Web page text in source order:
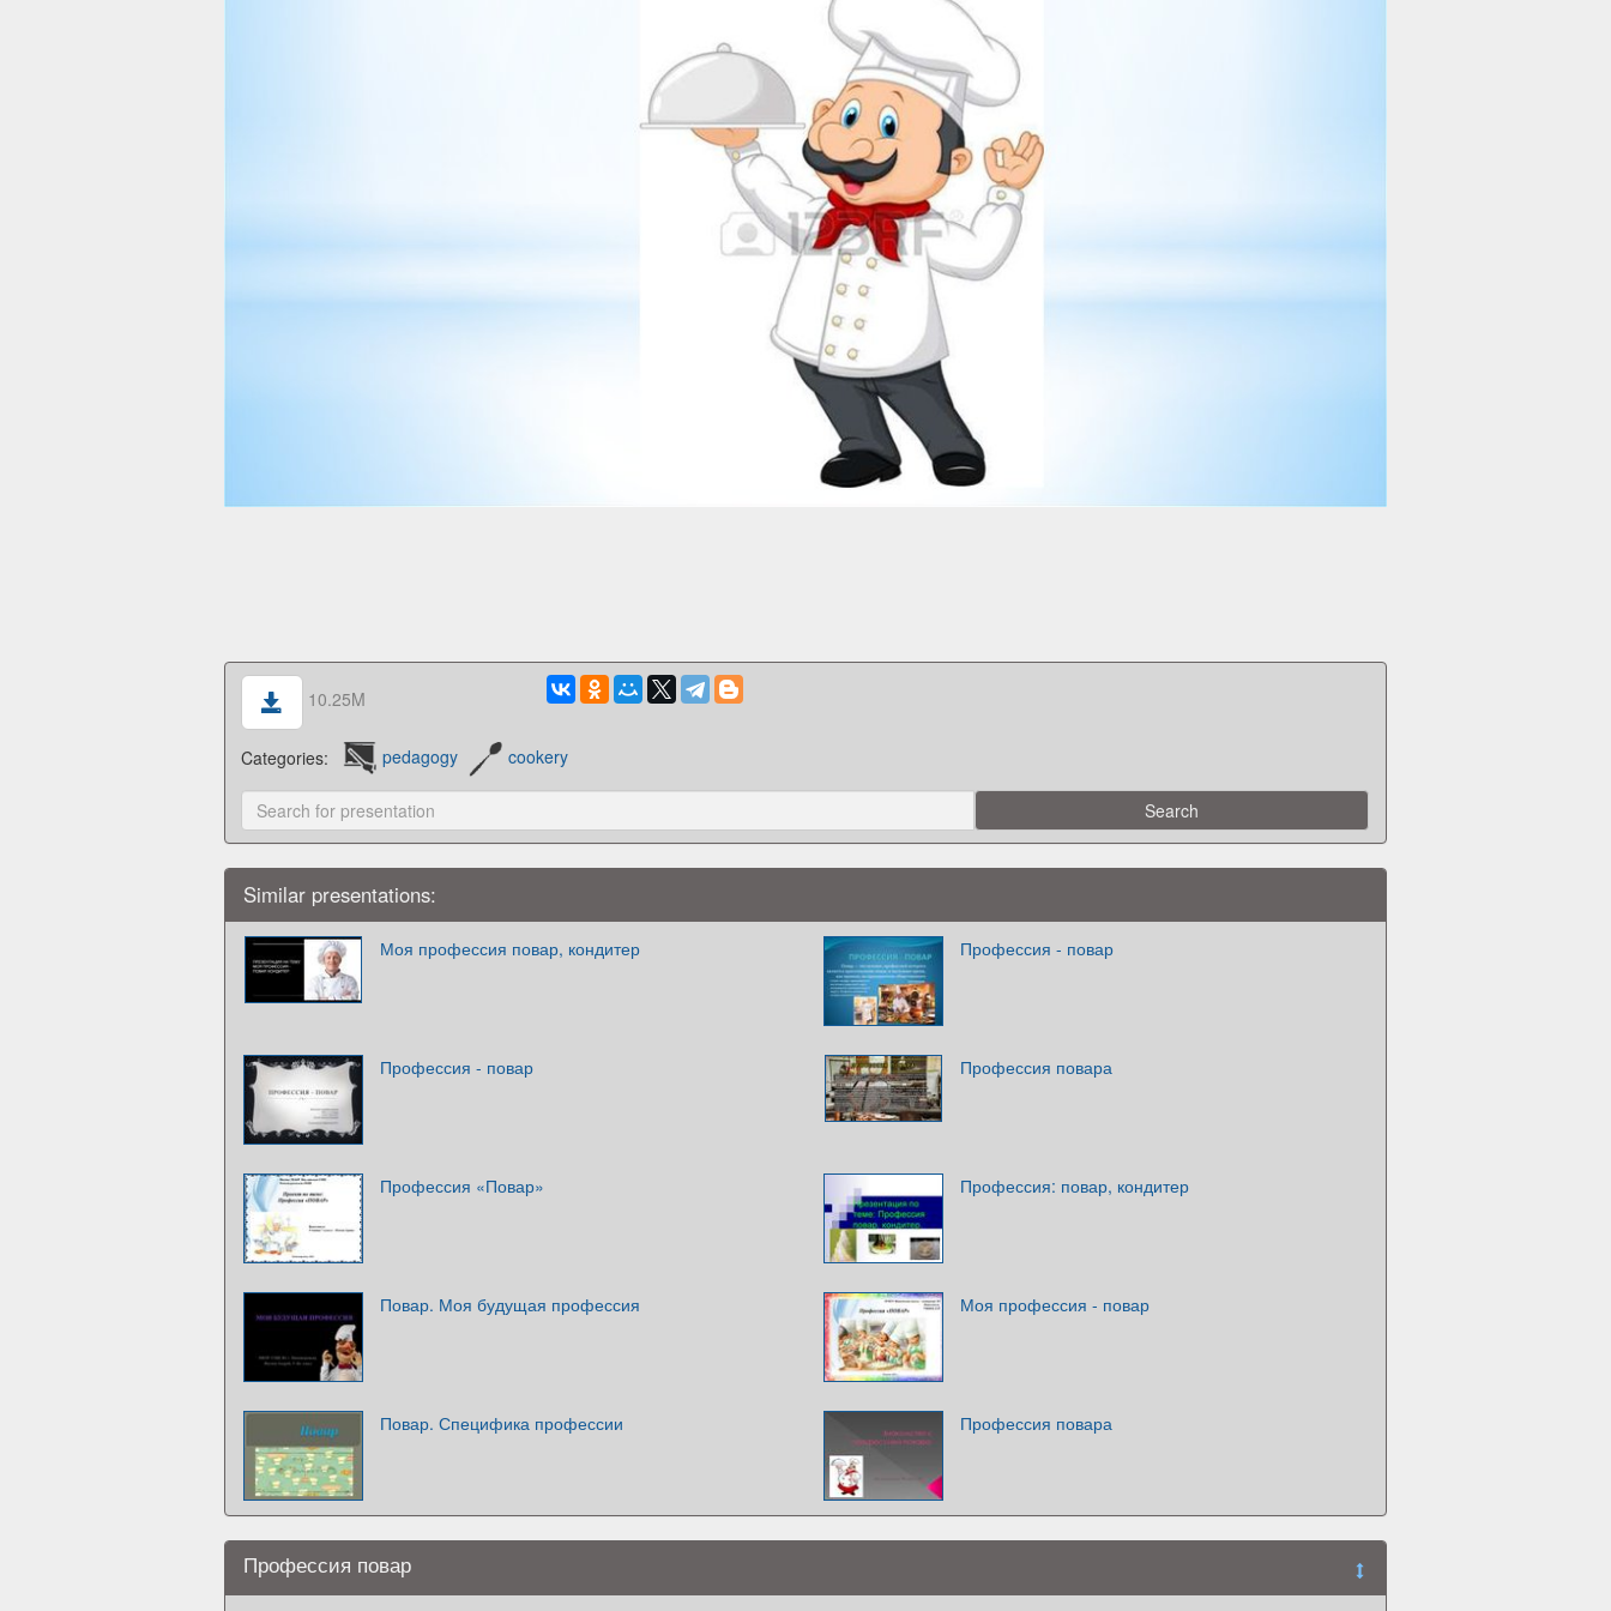
10.25M
Categories: pedagogy cookery
Similar presentations:
Моя профессия повар, кондитер Профессия - повар
Профессия - повар Профессия повара
Профессия «Повар» Профессия: повар, кондитер
Повар. Моя будущая профессия Моя профессия - повар
Повар. Специфика профессии Профессия повара
Профессия повар